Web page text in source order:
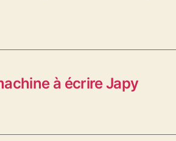
à écrire Japy